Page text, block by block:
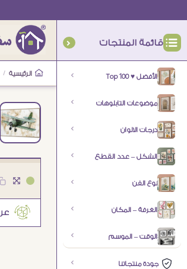
قائمة المنتجات
الأفضل ♥ Top 100
موضوعات التابلوهات
درجات الالوان
الشكل – عدد القطع
نوع الفن
الغرفة – المكان
الوقت – الموسم
جودة منتجاتنا
الرئيسية /